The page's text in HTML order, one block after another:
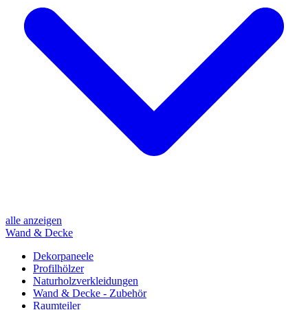
alle anzeigen
Wand & Decke
Dekorpaneele
Profilhölzer
Naturholzverkleidungen
Wand & Decke - Zubehör
Raumteiler